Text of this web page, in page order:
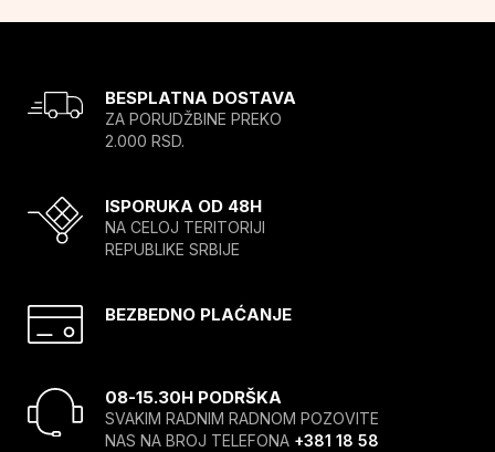
BESPLATNA DOSTAVA
ZA PORUDŽBINE PREKO
2.000 RSD.
ISPORUKA OD 48H
NA CELOJ TERITORIJI
REPUBLIKE SRBIJE
BEZBEDNO PLAĆANJE
08-15.30H PODRŠKA
SVAKIM RADNIM RADNOM POZOVITE
NAS NA BROJ TELEFONA +381 18 58